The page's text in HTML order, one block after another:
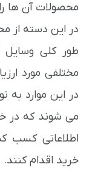
محصولات آن ها
در این دسته از
طور کلی وسایل
مختلفی مورد
در این موارد به
می شوند که در
اطلاعاتی کسب
خرید اقدام کنند.